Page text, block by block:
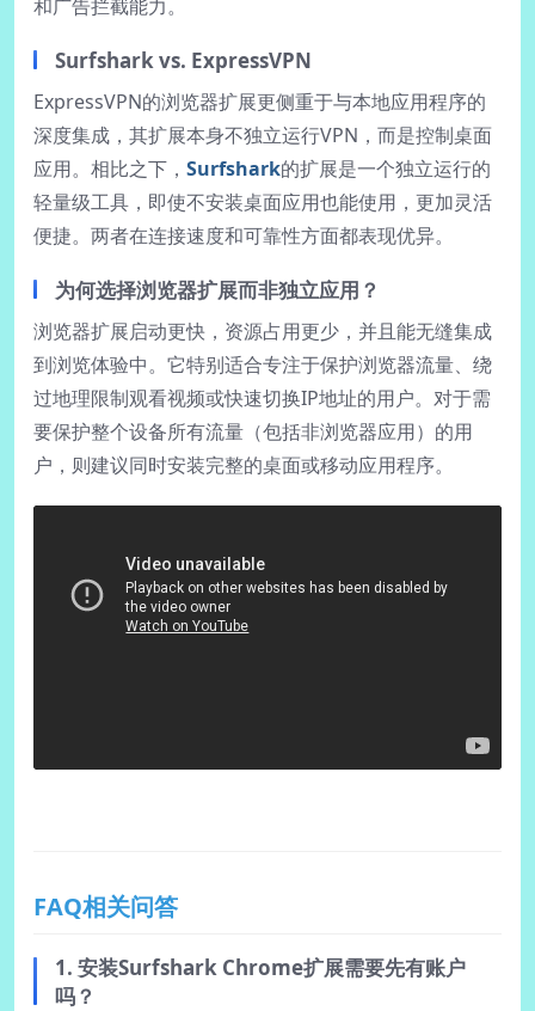
和广告拦截能力。
Surfshark vs. ExpressVPN
ExpressVPN的浏览器扩展更侧重于与本地应用程序的
深度集成，其扩展本身不独立运行VPN，而是控制桌面
应用。相比之下， Surfshark的扩展是一个独立运行的
轻量级工具，即使不安装桌面应用也能使用，更加灵活
便捷。两者在连接速度和可靠性方面都表现优异。
为何选择浏览器扩展而非独立应用？
浏览器扩展启动更快，资源占用更少，并且能无缝集成
到浏览体验中。它特别适合专注于保护浏览器流量、绕
过地理限制观看视频或快速切换IP地址的用户。对于需
要保护整个设备所有流量（包括非浏览器应用）的用
户，则建议同时安装完整的桌面或移动应用程序。
FAQ相关问答
1. 安装Surfshark Chrome扩展需要先有账户
吗？